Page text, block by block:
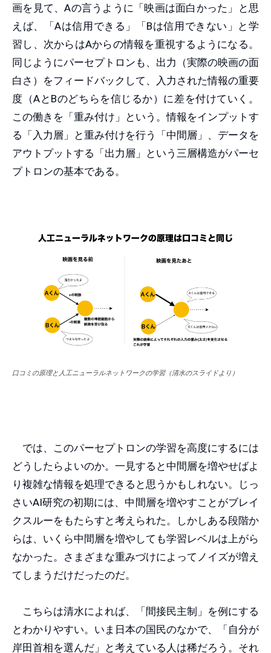
画を見て、Aの言うように「映画は面白かった」と思
えば、「Aは信用できる」「Bは信用できない」と学
習し、次からはAからの情報を重視するようになる。
同じようにパーセプトロンも、出力（実際の映画の面
白さ）をフィードバックして、入力された情報の重要
度（AとBのどちらを信じるか）に差を付けていく。
この働きを「重み付け」という。情報をインプットす
る「入力層」と重み付けを行う「中間層」、データを
アウトプットする「出力層」という三層構造がパーセ
プトロンの基本である。
口コミの原理と人工ニューラルネットワークの学習（清水のスライドより）
では、このパーセプトロンの学習を高度にするには
どうしたらよいのか。一見すると中間層を増やせばよ
り複雑な情報を処理できると思うかもしれない。じっ
さいAI研究の初期には、中間層を増やすことがブレイ
クスルーをもたらすと考えられた。しかしある段階か
らは、いくら中間層を増やしても学習レベルは上がら
なかった。さまざまな重みづけによってノイズが増え
てしまうだけだったのだ。
こちらは清水によれば、「間接民主制」を例にする
とわかりやすい。いま日本の国民のなかで、「自分が
岸田首相を選んだ」と考えている人は稀だろう。それ